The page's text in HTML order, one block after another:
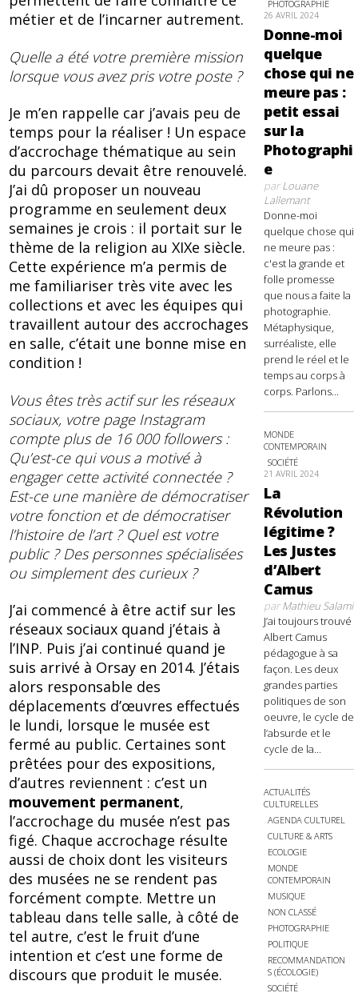
métier et de l’incarner autrement.
Quelle a été votre première mission
lorsque vous avez pris votre poste ?
Je m’en rappelle car j’avais peu de
temps pour la réaliser ! Un espace
d’accrochage thématique au sein
du parcours devait être renouvelé.
J’ai dû proposer un nouveau
programme en seulement deux
semaines je crois : il portait sur le
thème de la religion au XIXe siècle.
Cette expérience m’a permis de
me familiariser très vite avec les
collections et avec les équipes qui
travaillent autour des accrochages
en salle, c’était une bonne mise en
condition !
Vous êtes très actif sur les réseaux
sociaux, votre page Instagram
compte plus de 16 000 followers :
Qu’est-ce qui vous a motivé à
engager cette activité connectée ?
Est-ce une manière de démocratiser
votre fonction et de démocratiser
l’histoire de l’art ? Quel est votre
public ? Des personnes spécialisées
ou simplement des curieux ?
J’ai commencé à être actif sur les
réseaux sociaux quand j’étais à
l’INP. Puis j’ai continué quand je
suis arrivé à Orsay en 2014. J’étais
alors responsable des
déplacements d’œuvres effectués
le lundi, lorsque le musée est
fermé au public. Certaines sont
prêtées pour des expositions,
d’autres reviennent : c’est un
mouvement permanent,
l’accrochage du musée n’est pas
figé. Chaque accrochage résulte
aussi de choix dont les visiteurs
des musées ne se rendent pas
forcément compte. Mettre un
tableau dans telle salle, à côté de
tel autre, c’est le fruit d’une
intention et c’est une forme de
discours que produit le musée.
PHOTOGRAPHIE
26 AVRIL 2024
Donne-moi
quelque
chose qui ne
meure pas :
petit essai
sur la
Photographi
e
parLouane
Lallemant
Donne-moi
quelque chose qui
ne meure pas :
c'est la grande et
folle promesse
que nous a faite la
photographie.
Métaphysique,
surréaliste, elle
prend le réel et le
temps au corps à
corps. Parlons...
MONDE
CONTEMPORAIN
SOCIÉTÉ
21 AVRIL 2024
La
Révolution
légitime ?
Les Justes
d’Albert
Camus
parMathieu Salami
J’ai toujours trouvé
Albert Camus
pédagogue à sa
façon. Les deux
grandes parties
politiques de son
oeuvre, le cycle de
l’absurde et le
cycle de la...
ACTUALITÉS
CULTURELLES
AGENDA CULTUREL
CULTURE & ARTS
ECOLOGIE
MONDE
CONTEMPORAIN
MUSIQUE
NON CLASSÉ
PHOTOGRAPHIE
POLITIQUE
RECOMMANDATION
S (ÉCOLOGIE)
SOCIÉTÉ